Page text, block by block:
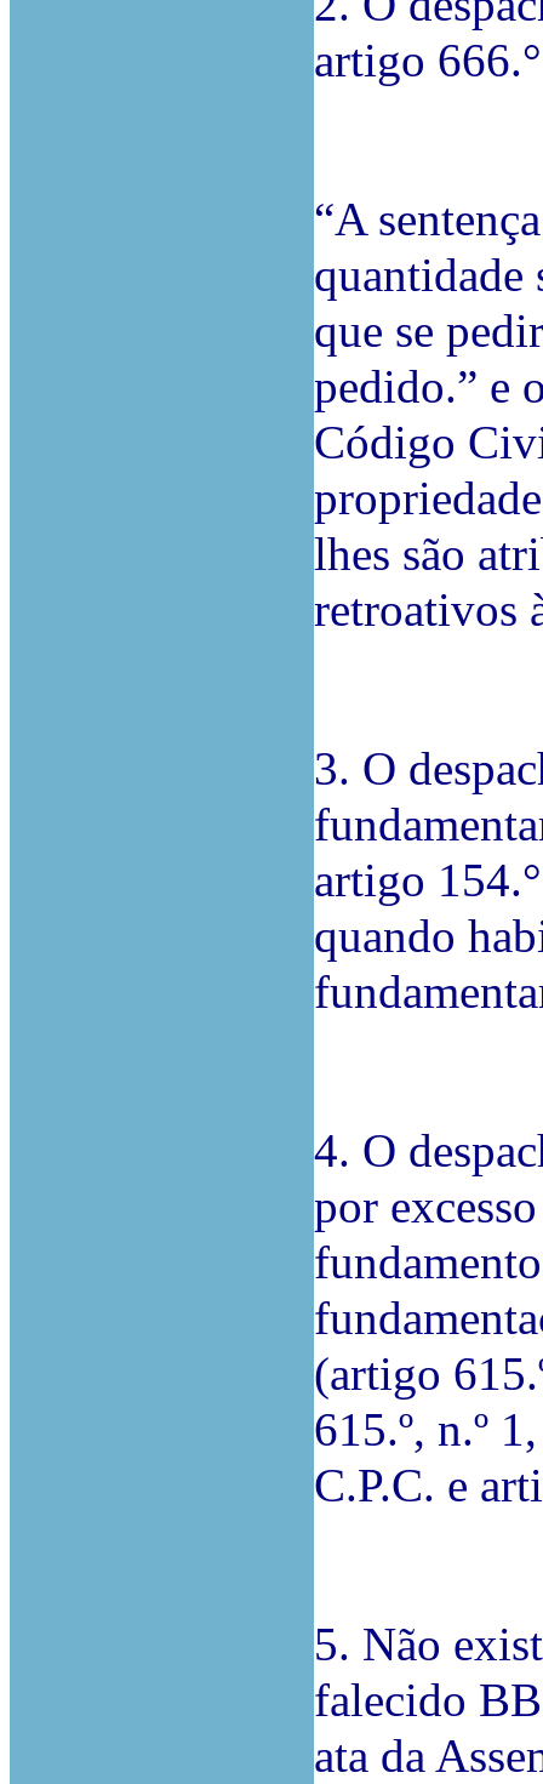
artigo
“A
quantidade
que se
pedido.” e
Código
lhes são
retroativos
3. O
artigo
quando
4. O
por
(artigo
615.º, n.º
C.P.C. e
5. Não
falecido
ata da